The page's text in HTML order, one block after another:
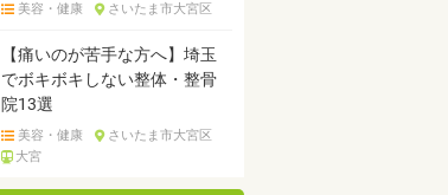
美容・健康 さいたま市大宮区
【痛いのが苦手な方へ】埼玉
でボキボキしない整体・整骨
院13選
美容・健康
さいたま市大宮区
大宮